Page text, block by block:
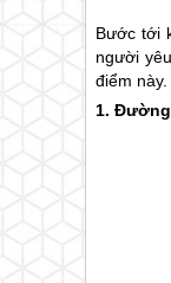
Bước tới
người
điểm
1.